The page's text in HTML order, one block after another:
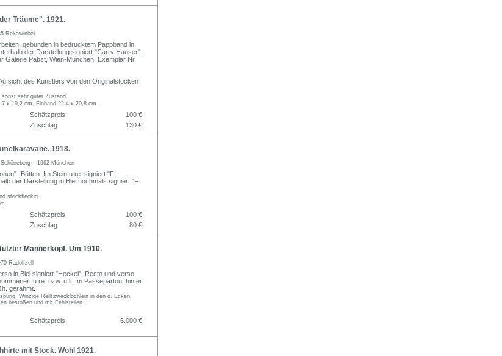
Träume". 1921.
Rekawinkel
gebunden in bedrucktem Pappband in
der Darstellung signiert "Carry Hauser".
Galerie Pabst, Wien-München, Exemplar Nr.
des Künstlers von den Originalstöcken
sonst sehr guter Zustand.
x 19,2 cm, Einband 22,4 x 20,8 cm.
Schätzpreis
100 €
Zuschlag
130 €
1918.
– 1962 München
Bütten. Im Stein u.re. signiert "F.
der Darstellung in Blei nochmals signiert "F.
stockfleckig.
Schätzpreis
100 €
Zuschlag
80 €
Männerkopf. Um 1910.
Radolfzell
in Blei signiert "Heckel". Recto und verso
u.re. bzw. u.li. Im Passepartout hinter
gerahmt.
Winzige Reißzwecklöchlein in den o. Ecken.
bestoßen und mit Fehlstellen.
Schätzpreis 6.000 €
mit Stock. Wohl 1921.